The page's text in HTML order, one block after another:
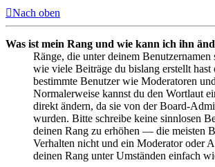
Nach oben
Was ist mein Rang und wie kann ich ihn
Ränge, die unter deinem Benutzernamen
wie viele Beiträge du bislang erstellt hast
bestimmte Benutzer wie Moderatoren
Normalerweise kannst du den Wortlaut
direkt ändern, da sie von der Board-
wurden. Bitte schreibe keine sinnlosen
deinen Rang zu erhöhen — die meisten
Verhalten nicht und ein Moderator oder
deinen Rang unter Umständen einfach